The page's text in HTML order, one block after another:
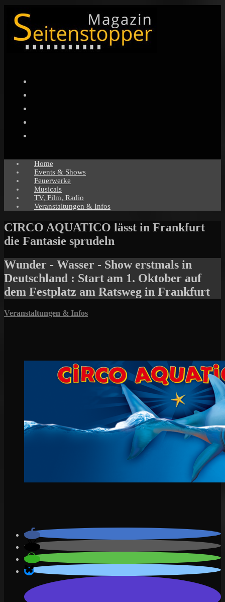
Home
Events & Shows
Feuerwerke
Musicals
TV, Film, Radio
Veranstaltungen & Infos
CIRCO AQUATICO lässt in Frankfurt
die Fantasie sprudeln
Wunder - Wasser - Show erstmals in
Deutschland : Start am 1. Oktober auf
dem Festplatz am Ratsweg in Frankfurt
Veranstaltungen & Infos